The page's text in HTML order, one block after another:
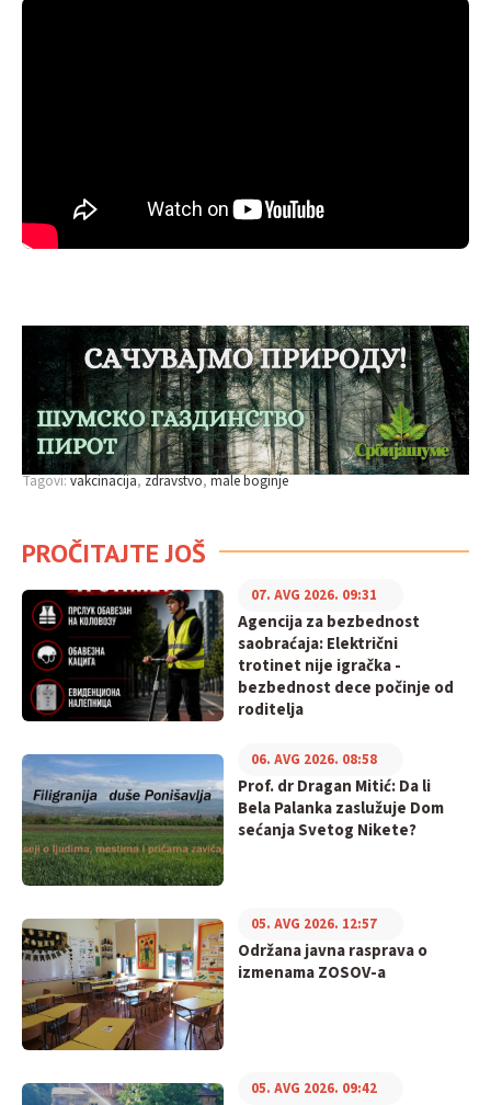
Tagovi:vakcinacija zdravstvo male boginje
PROČITAJTE JOŠ
Agencija za bezbednost
saobraćaja: Električni
trotinet nije igračka -
bezbednost dece počinje od
roditelja
07. AVG 2026. 09:31
Prof. dr Dragan Mitić: Da li
Bela Palanka zaslužuje Dom
sećanja Svetog Nikete?
06. AVG 2026. 08:58
Održana javna rasprava o
izmenama ZOSOV-a
05. AVG 2026. 12:57
05. AVG 2026. 09:42